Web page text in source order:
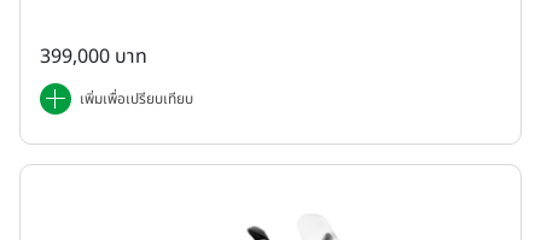
399,000 บาท
เพิ่มเพื่อเปรียบเทียบ